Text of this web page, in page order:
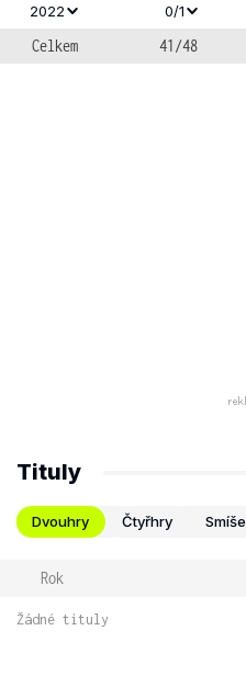
2022
0/1
Celkem
41/48
Tituly
Dvouhry Čtyřhry
Rok
Žádné tituly